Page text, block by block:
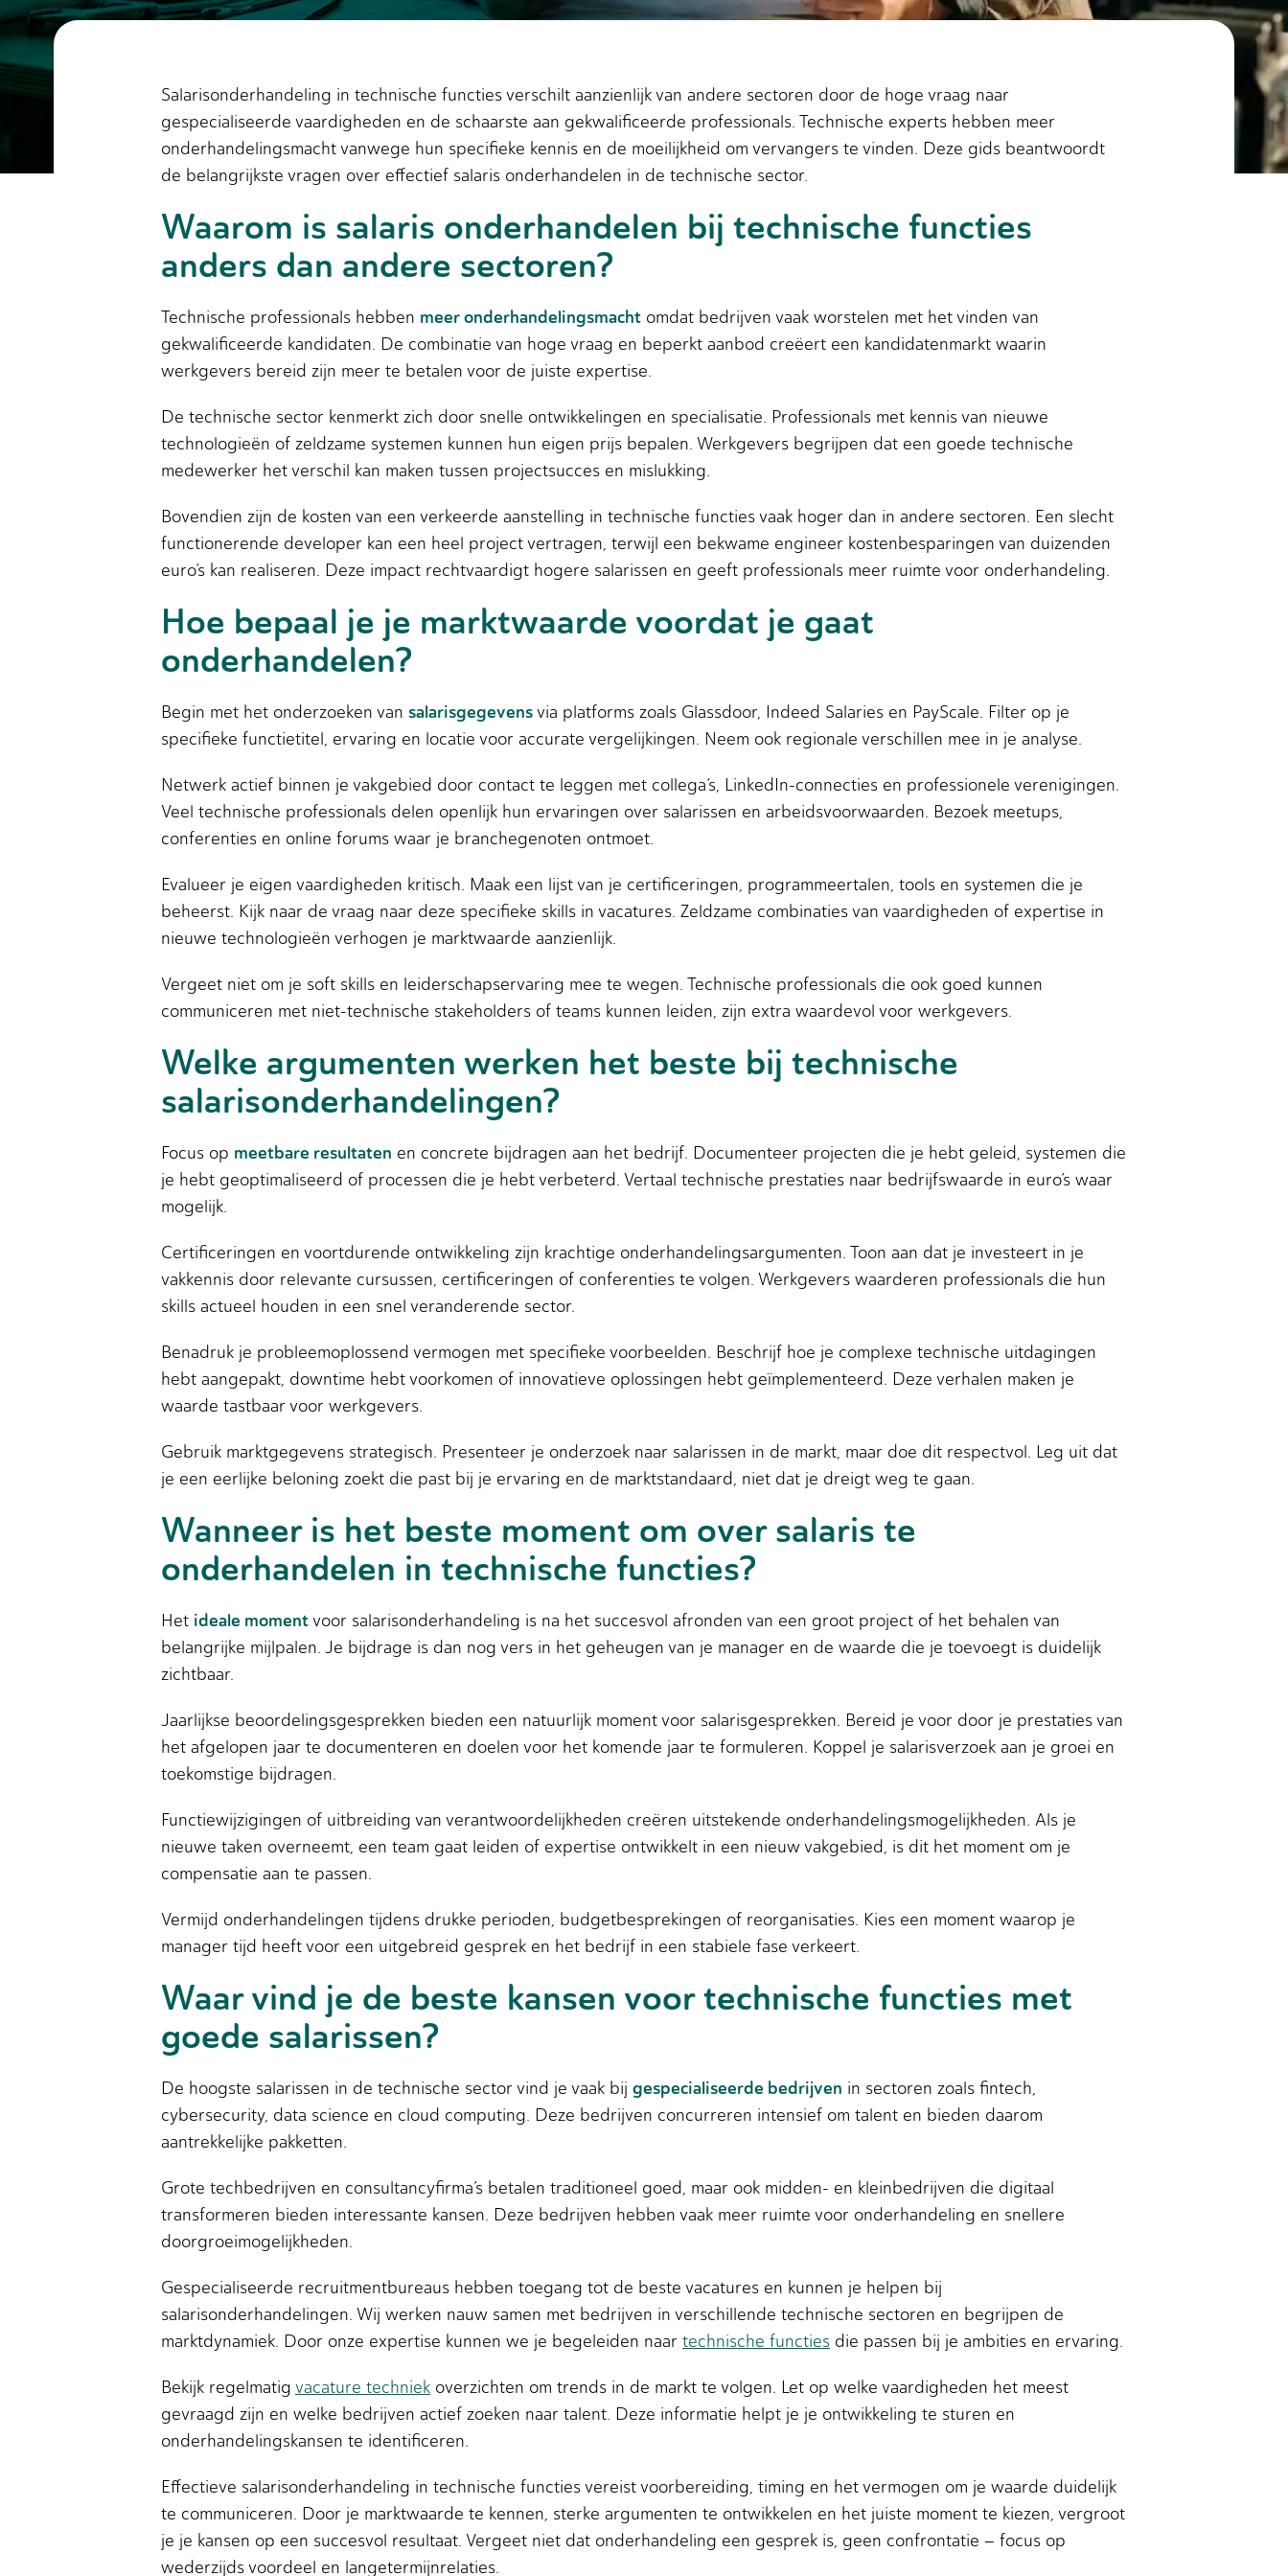
Salarisonderhandeling in technische functies verschilt aanzienlijk van andere sectoren door de hoge vraag naar
gespecialiseerde vaardigheden en de schaarste aan gekwalificeerde professionals. Technische experts hebben meer
onderhandelingsmacht vanwege hun specifieke kennis en de moeilijkheid om vervangers te vinden. Deze gids beantwoordt
de belangrijkste vragen over effectief salaris onderhandelen in de technische sector.
Waarom is salaris onderhandelen bij technische functies
anders dan andere sectoren?
Technische professionals hebben meer onderhandelingsmacht omdat bedrijven vaak worstelen met het vinden van
gekwalificeerde kandidaten. De combinatie van hoge vraag en beperkt aanbod creëert een kandidatenmarkt waarin
werkgevers bereid zijn meer te betalen voor de juiste expertise.
De technische sector kenmerkt zich door snelle ontwikkelingen en specialisatie. Professionals met kennis van nieuwe
technologieën of zeldzame systemen kunnen hun eigen prijs bepalen. Werkgevers begrijpen dat een goede technische
medewerker het verschil kan maken tussen projectsucces en mislukking.
Bovendien zijn de kosten van een verkeerde aanstelling in technische functies vaak hoger dan in andere sectoren. Een slecht
functionerende developer kan een heel project vertragen, terwijl een bekwame engineer kostenbesparingen van duizenden
euro’s kan realiseren. Deze impact rechtvaardigt hogere salarissen en geeft professionals meer ruimte voor onderhandeling.
Hoe bepaal je je marktwaarde voordat je gaat
onderhandelen?
Begin met het onderzoeken van salarisgegevensvia platforms zoals Glassdoor, Indeed Salaries en PayScale. Filter op je
specifieke functietitel, ervaring en locatie voor accurate vergelijkingen. Neem ook regionale verschillen mee in je analyse.
Netwerk actief binnen je vakgebied door contact te leggen met collega’s, LinkedIn-connecties en professionele verenigingen.
Veel technische professionals delen openlijk hun ervaringen over salarissen en arbeidsvoorwaarden. Bezoek meetups,
conferenties en online forums waar je branchegenoten ontmoet.
Evalueer je eigen vaardigheden kritisch. Maak een lijst van je certificeringen, programmeertalen, tools en systemen die je
beheerst. Kijk naar de vraag naar deze specifieke skills in vacatures. Zeldzame combinaties van vaardigheden of expertise in
nieuwe technologieën verhogen je marktwaarde aanzienlijk.
Vergeet niet om je soft skills en leiderschapservaring mee te wegen. Technische professionals die ook goed kunnen
communiceren met niet-technische stakeholders of teams kunnen leiden, zijn extra waardevol voor werkgevers.
Welke argumenten werken het beste bij technische
salarisonderhandelingen?
Focus op meetbare resultaten en concrete bijdragen aan het bedrijf. Documenteer projecten die je hebt geleid, systemen die
je hebt geoptimaliseerd of processen die je hebt verbeterd. Vertaal technische prestaties naar bedrijfswaarde in euro’s waar
mogelijk.
Certificeringen en voortdurende ontwikkeling zijn krachtige onderhandelingsargumenten. Toon aan dat je investeert in je
vakkennis door relevante cursussen, certificeringen of conferenties te volgen. Werkgevers waarderen professionals die hun
skills actueel houden in een snel veranderende sector.
Benadruk je probleemoplossend vermogen met specifieke voorbeelden. Beschrijf hoe je complexe technische uitdagingen
hebt aangepakt, downtime hebt voorkomen of innovatieve oplossingen hebt geïmplementeerd. Deze verhalen maken je
waarde tastbaar voor werkgevers.
Gebruik marktgegevens strategisch. Presenteer je onderzoek naar salarissen in de markt, maar doe dit respectvol. Leg uit dat
je een eerlijke beloning zoekt die past bij je ervaring en de marktstandaard, niet dat je dreigt weg te gaan.
Wanneer is het beste moment om over salaris te
onderhandelen in technische functies?
Het ideale momentvoor salarisonderhandeling is na het succesvol afronden van een groot project of het behalen van
belangrijke mijlpalen. Je bijdrage is dan nog vers in het geheugen van je manager en de waarde die je toevoegt is duidelijk
zichtbaar.
Jaarlijkse beoordelingsgesprekken bieden een natuurlijk moment voor salarisgesprekken. Bereid je voor door je prestaties van
het afgelopen jaar te documenteren en doelen voor het komende jaar te formuleren. Koppel je salarisverzoek aan je groei en
toekomstige bijdragen.
Functiewijzigingen of uitbreiding van verantwoordelijkheden creëren uitstekende onderhandelingsmogelijkheden. Als je
nieuwe taken overneemt, een team gaat leiden of expertise ontwikkelt in een nieuw vakgebied, is dit het moment om je
compensatie aan te passen.
Vermijd onderhandelingen tijdens drukke perioden, budgetbesprekingen of reorganisaties. Kies een moment waarop je
manager tijd heeft voor een uitgebreid gesprek en het bedrijf in een stabiele fase verkeert.
Waar vind je de beste kansen voor technische functies met
goede salarissen?
De hoogste salarissen in de technische sector vind je vaak bij gespecialiseerde bedrijven in sectoren zoals fintech,
cybersecurity, data science en cloud computing. Deze bedrijven concurreren intensief om talent en bieden daarom
aantrekkelijke pakketten.
Grote techbedrijven en consultancyfirma’s betalen traditioneel goed, maar ook midden- en kleinbedrijven die digitaal
transformeren bieden interessante kansen. Deze bedrijven hebben vaak meer ruimte voor onderhandeling en snellere
doorgroeimogelijkheden.
Gespecialiseerde recruitmentbureaus hebben toegang tot de beste vacatures en kunnen je helpen bij
salarisonderhandelingen. Wij werken nauw samen met bedrijven in verschillende technische sectoren en begrijpen de
marktdynamiek. Door onze expertise kunnen we je begeleiden naar technische functies die passen bij je ambities en ervaring.
Bekijk regelmatig vacature techniek overzichten om trends in de markt te volgen. Let op welke vaardigheden het meest
gevraagd zijn en welke bedrijven actief zoeken naar talent. Deze informatie helpt je je ontwikkeling te sturen en
onderhandelingskansen te identificeren.
Effectieve salarisonderhandeling in technische functies vereist voorbereiding, timing en het vermogen om je waarde duidelijk
te communiceren. Door je marktwaarde te kennen, sterke argumenten te ontwikkelen en het juiste moment te kiezen, vergroot
je je kansen op een succesvol resultaat. Vergeet niet dat onderhandeling een gesprek is, geen confrontatie – focus op
wederzijds voordeel en langetermijnrelaties.